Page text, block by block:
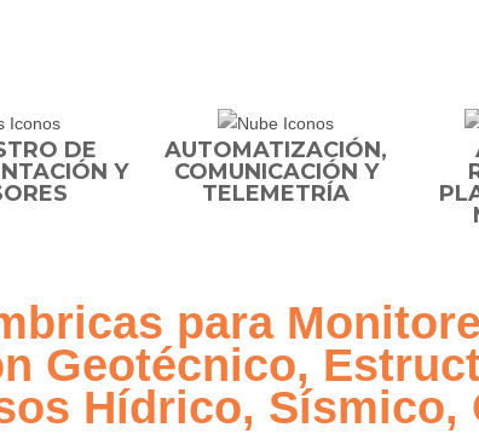
DE
Y
AUTOMATIZACIÓN,
COMUNICACIÓN Y
TELEMETRÍA
para
Geotécnico,
Hídrico,